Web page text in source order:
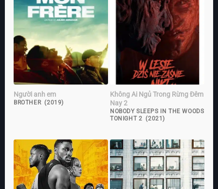
Người anh em
BROTHER (2019)
Không Ai Ngủ Trong Rừng Đêm
Nay 2
NOBODY SLEEPS IN THE WOODS
TONIGHT 2 (2021)